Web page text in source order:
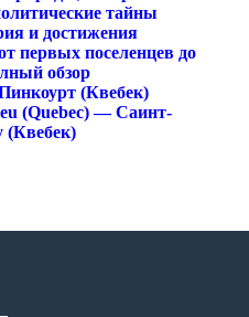
тайны
и достижения
первых поселенцев до
обзор
(Квебек)
(Quebec) — Саинт-
(Квебек)